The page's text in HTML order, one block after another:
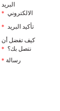
البريد
الالكتروني *
تأكيد البريد *
كيف تفضل أن
نتصل بك؟ *
رسالة *